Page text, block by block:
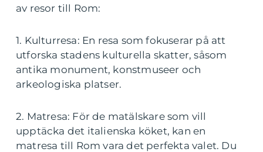
av resor till Rom:
1. Kulturresa: En resa som fokuserar på att
utforska stadens kulturella skatter, såsom
antika monument, konstmuseer och
arkeologiska platser.
2. Matresa: För de matälskare som vill
upptäcka det italienska köket, kan en
matresa till Rom vara det perfekta valet. Du